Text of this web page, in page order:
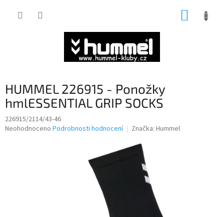
HUMMEL 226915 - Ponožky
hmlESSENTIAL GRIP SOCKS
226915/2114/43-46
Průměrné
Neohodnoceno Podrobnosti hodnocení Značka: Hummel